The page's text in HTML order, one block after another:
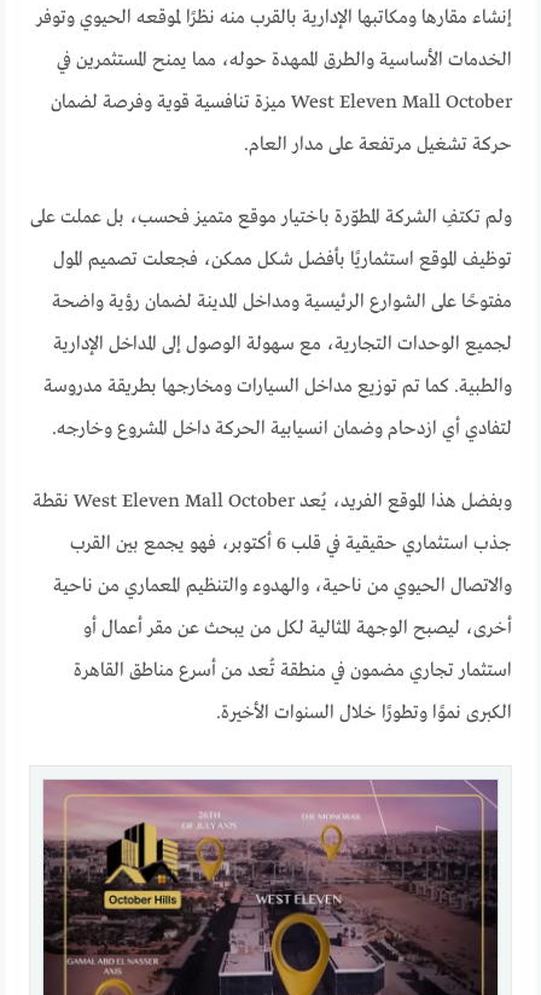
إنشاء مقارها ومكاتبها الإدارية بالقرب منه نظرًا لموقعه الحيوي وتوفر
الخدمات الأساسية والطرق الممهدة حوله، مما يمنح المستثمرين في
West Eleven Mall October ميزة تنافسية قوية وفرصة لضمان
حركة تشغيل مرتفعة على مدار العام.
ولم تكتفِ الشركة المطوّرة باختيار موقع متميز فحسب، بل عملت على
توظيف الموقع استثماريًا بأفضل شكل ممكن، فجعلت تصميم المول
مفتوحًا على الشوارع الرئيسية ومداخل المدينة لضمان رؤية واضحة
لجميع الوحدات التجارية، مع سهولة الوصول إلى المداخل الإدارية
والطبية. كما تم توزيع مداخل السيارات ومخارجها بطريقة مدروسة
لتفادي أي ازدحام وضمان انسيابية الحركة داخل المشروع وخارجه.
وبفضل هذا الموقع الفريد، يُعد West Eleven Mall October نقطة
جذب استثماري حقيقية في قلب 6 أكتوبر، فهو يجمع بين القرب
والاتصال الحيوي من ناحية، والهدوء والتنظيم المعماري من ناحية
أخرى، ليصبح الوجهة المثالية لكل من يبحث عن مقر أعمال أو
استثمار تجاري مضمون في منطقة تُعد من أسرع مناطق القاهرة
الكبرى نموًا وتطورًا خلال السنوات الأخيرة.